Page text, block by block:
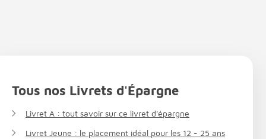
Tous nos Livrets d'Épargne
Livret A : tout savoir sur ce livret d'épargne
Livret Jeune : le placement idéal pour les 12 - 25 ans